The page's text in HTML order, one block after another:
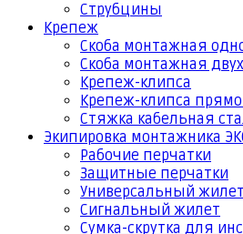
Струбцины
Крепеж
Скоба монтажная
Скоба монтажная
Крепеж-клипса
Крепеж-клипса
Стяжка кабельная
Экипировка монтажника
Рабочие перчатки
Защитные перчатки
Универсальный жилет
Сигнальный жилет
Сумка-скрутка для